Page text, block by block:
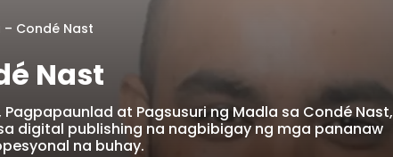
– Condé Nast
Nast
Pagpapaunlad at Pagsusuri ng Madla sa Condé Nast,
digital publishing na nagbibigay ng mga pananaw
na buhay.